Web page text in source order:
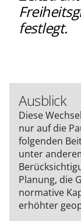
festlegt.
Ausblick
Diese
nur auf die
folgenden
unter
Planung, die
normative
erhöhter